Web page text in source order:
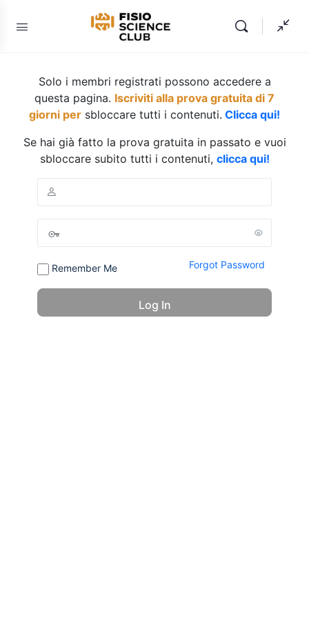
Solo i membri registrati possono accedere a
questa pagina. Iscriviti alla prova gratuita di 7
giorni per sbloccare tutti i contenuti. Clicca qui!
Se hai già fatto la prova gratuita in passato e vuoi
sbloccare subito tutti i contenuti, clicca qui!
Remember Me Forgot Password